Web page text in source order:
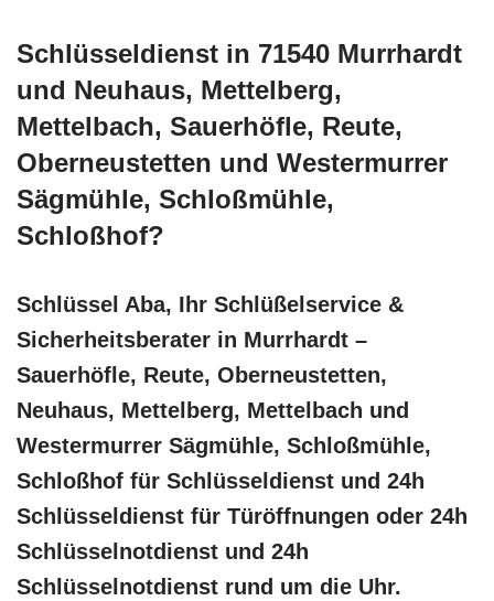
Schlüsseldienst in 71540 Murrhardt
und Neuhaus, Mettelberg,
Mettelbach, Sauerhöfle, Reute,
Oberneustetten und Westermurrer
Sägmühle, Schloßmühle,
Schloßhof?
Schlüssel Aba, Ihr Schlüßelservice &
Sicherheitsberater in Murrhardt –
Sauerhöfle, Reute, Oberneustetten,
Neuhaus, Mettelberg, Mettelbach und
Westermurrer Sägmühle, Schloßmühle,
Schloßhof für Schlüsseldienst und 24h
Schlüsseldienst für Türöffnungen oder 24h
Schlüsselnotdienst und 24h
Schlüsselnotdienst rund um die Uhr.